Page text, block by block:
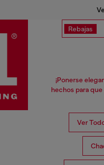
Rebajas
¡Ponerse
hechos para
Ver